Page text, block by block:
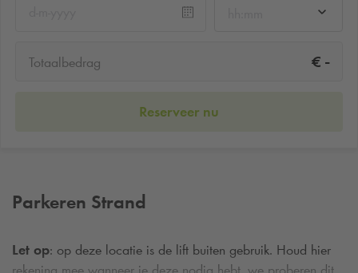
Totaalbedrag € -
Reserveer nu
Parkeren Strand
Let op: op deze locatie is de lift buiten gebruik. Houd hier